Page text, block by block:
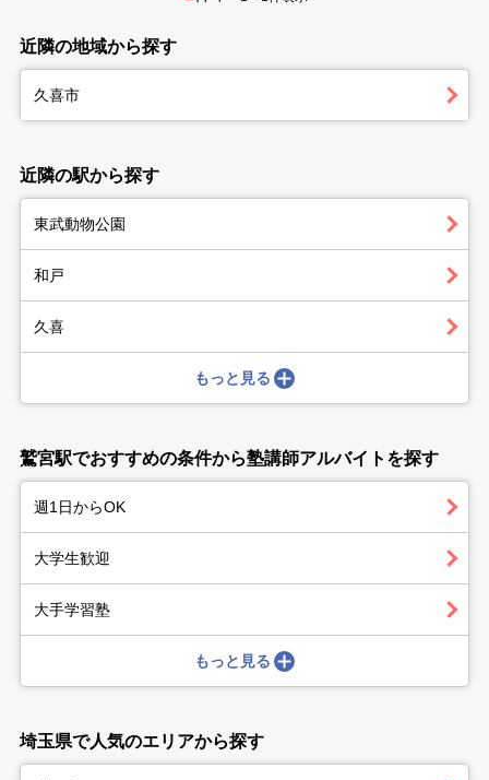
近隣の地域から探す
久喜市
近隣の駅から探す
東武動物公園
和戸
久喜
もっと見る
鷲宮駅でおすすめの条件から塾講師アルバイトを探す
週1日からOK
大学生歓迎
大手学習塾
もっと見る
埼玉県で人気のエリアから探す